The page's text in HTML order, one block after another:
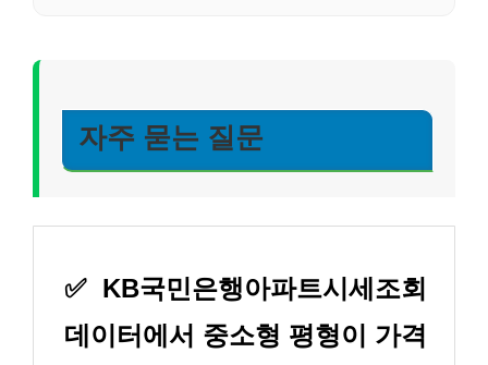
자주 묻는 질문
✅ KB국민은행아파트시세조회
데이터에서 중소형 평형이 가격